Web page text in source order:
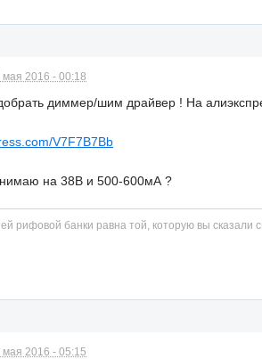
мая 2016 - 00:18
диммер/шим драйвер ! На
V7F7B7Bb
на 38В и 500-600мА ?
рифовой банки равна той, которую вы сказали
мая 2016 - 05:15